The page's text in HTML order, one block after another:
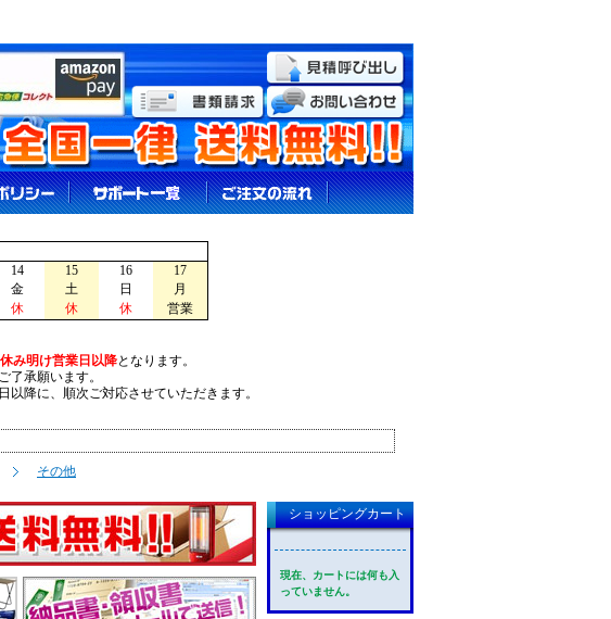
14 15 16
17
金 土 日
月
休 休 休
営業
み明け営業日以降となります。
承願います。
降に、順次ご対応させていただきます。
その他
ショッピングカート
現在、カートには何も入
っていません。